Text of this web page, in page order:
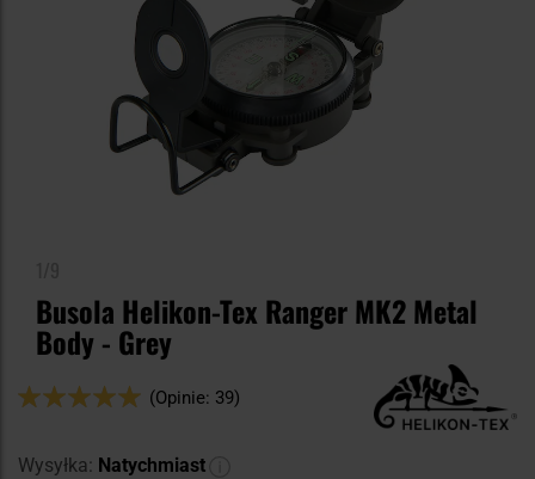
Busola Helikon-Tex Ranger MK2 Metal
Body - Grey
Ocena:
(Opinie: 39)
Wysyłka: Natychmiast